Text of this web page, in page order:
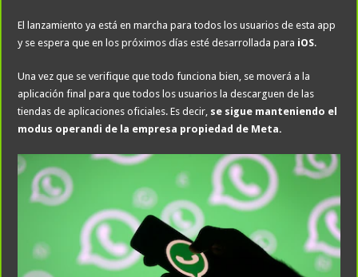
El lanzamiento ya está en marcha para todos los usuarios de esta app
y se espera que en los próximos días esté desarrollada para iOS.
Una vez que se verifique que todo funciona bien, se moverá a la
aplicación final para que todos los usuarios la descarguen de las
tiendas de aplicaciones oficiales. Es decir, se sigue manteniendo el
modus operandi de la empresa propiedad de Meta.